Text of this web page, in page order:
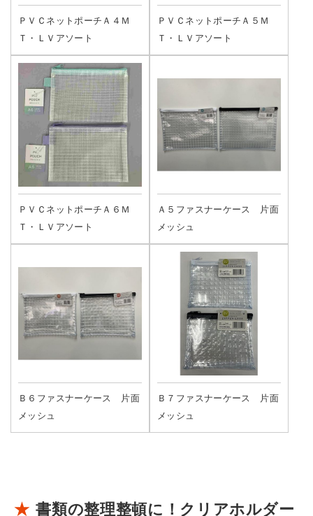
ＰＶＣネットポーチＡ４Ｍ
Ｔ・ＬＶアソート
ＰＶＣネットポーチＡ５Ｍ
Ｔ・ＬＶアソート
ＰＶＣネットポーチＡ６Ｍ
Ｔ・ＬＶアソート
Ａ５ファスナーケース 片面
メッシュ
Ｂ６ファスナーケース 片面
メッシュ
Ｂ７ファスナーケース 片面
メッシュ
書類の整理整頓に！クリアホルダー